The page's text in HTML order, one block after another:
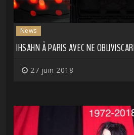
News
IHSAHN À PARIS AVEC NE
27 juin 2018